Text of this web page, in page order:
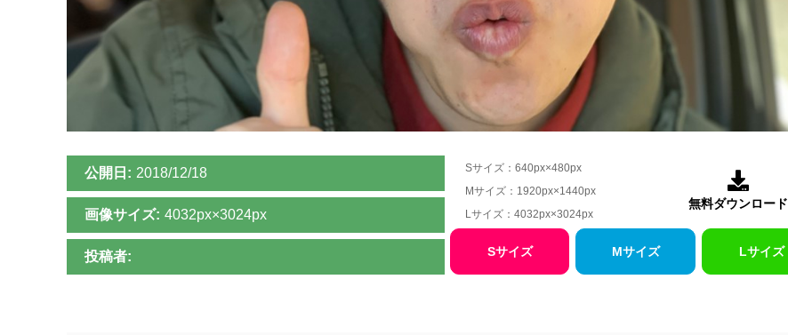
公開日: 2018/12/18
画像サイズ: 4032px×3024px
投稿者:
Sサイズ：640px×480px
Mサイズ：1920px×1440px
Lサイズ：4032px×3024px

無料ダウンロード
Sサイズ Mサイズ Lサイズ